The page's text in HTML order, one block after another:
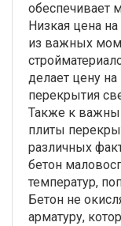
обеспечивает
Низкая цена
из важных
делает цену
перекрытия
Также к
плиты
различных
бетон
температур,
Бетон не
арматуру,